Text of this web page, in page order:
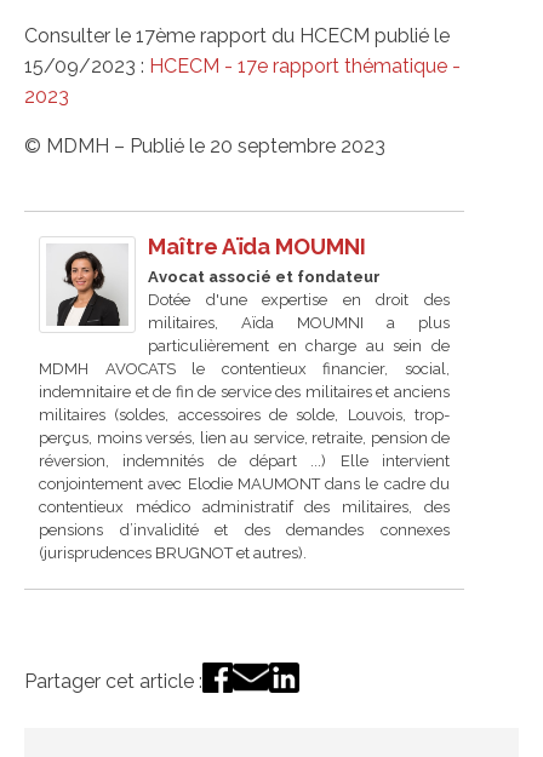
Consulter le 17ème rapport du HCECM publié le
15/09/2023 : HCECM - 17e rapport thématique -
2023
© MDMH – Publié le 20 septembre 2023
Maître Aïda MOUMNI
Avocat associé et fondateur
Dotée d'une expertise en droit des
militaires, Aïda MOUMNI a plus
particulièrement en charge au sein de
MDMH AVOCATS le contentieux financier, social,
indemnitaire et de fin de service des militaires et anciens
militaires (soldes, accessoires de solde, Louvois, trop-
perçus, moins versés, lien au service, retraite, pension de
réversion, indemnités de départ ...) Elle intervient
conjointement avec Elodie MAUMONT dans le cadre du
contentieux médico administratif des militaires, des
pensions d’invalidité et des demandes connexes
(jurisprudences BRUGNOT et autres).
Partager cet article :